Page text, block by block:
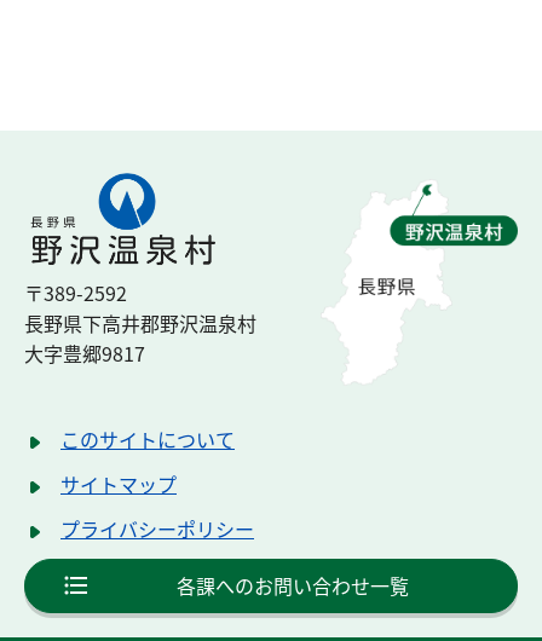
〒389-2592
長野県下高井郡野沢温泉村
大字豊郷9817
このサイトについて
サイトマップ
プライバシーポリシー
各課へのお問い合わせ一覧